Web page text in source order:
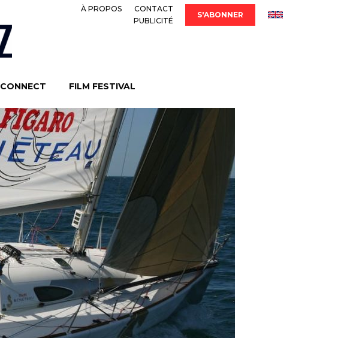
À PROPOS
CONTACT
PUBLICITÉ
S'ABONNER
CONNECT FILM FESTIVAL